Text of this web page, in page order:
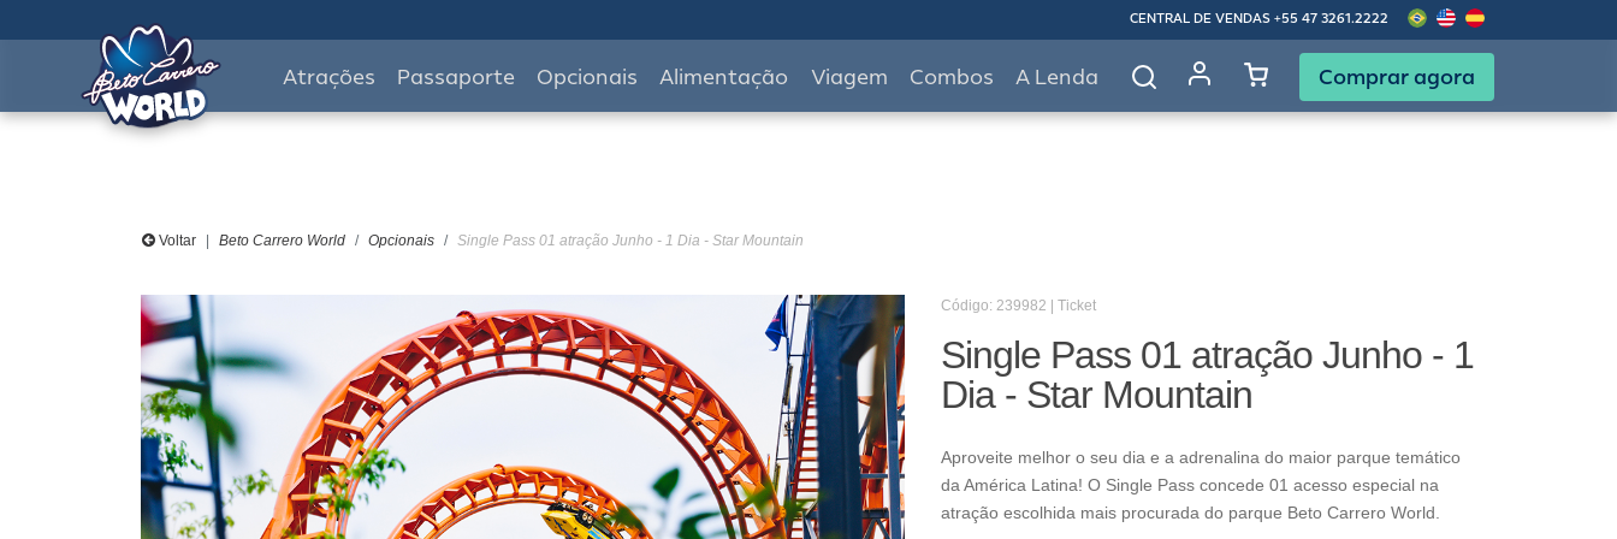
CENTRAL DE VENDAS +55 47 3261.2222
Atrações Passaporte Opcionais Alimentação Viagem Combos A Lenda Comprar agora
Voltar Beto Carrero World Opcionais Single Pass 01 atração Junho - 1 Dia - Star Mountain
Código: 239982 | Ticket
Single Pass 01 atração Junho - 1
Dia - Star Mountain
Aproveite melhor o seu dia e a adrenalina do maior parque temático
da América Latina! O Single Pass concede 01 acesso especial na
atração escolhida mais procurada do parque Beto Carrero World.